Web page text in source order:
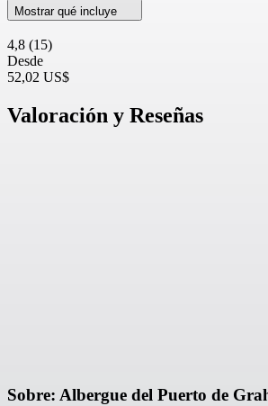
Mostrar qué incluye
4,8 (15)
Desde
52,02 US$
Valoración y Reseñas
Sobre: Albergue del Puerto de